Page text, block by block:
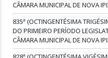
CÂMARA MUNICIPAL DE NOVA
835ª (OCTINGENTÉSIMA
DO PRIMEIRO PERÍODO
CÂMARA MUNICIPAL DE NOVA